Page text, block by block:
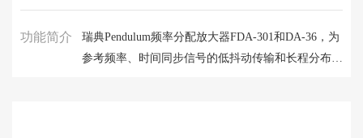
功能简介
瑞典Pendulum频率分配放大器FDA-301和DA-36，为
参考频率、时间同步信号的低抖动传输和长程分布提